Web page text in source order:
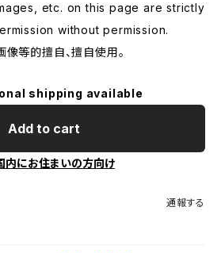
etc. on this page are strictly
without permission.
等的擅自、擅自使用。
shipping available
Add to cart
内にお住まいの方向け
通報する